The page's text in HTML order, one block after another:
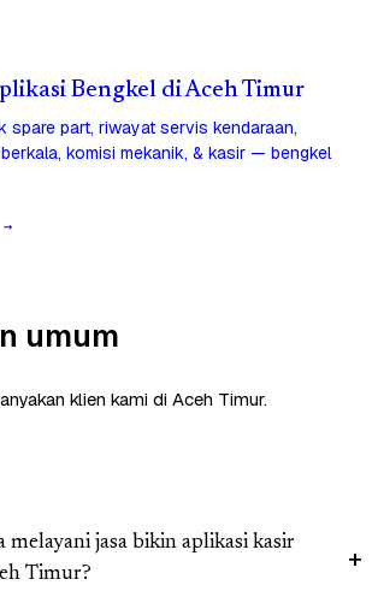
Bengkel di Aceh Timur
spare part, riwayat servis kendaraan,
komisi mekanik, & kasir — bengkel
umum
klien kami di Aceh Timur.
melayani jasa bikin aplikasi kasir
Timur?